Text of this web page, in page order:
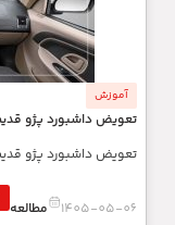
آموزش
تعویض داشبورد پژو
تعویض داشبورد پژو
1405-05-06 مطالعه